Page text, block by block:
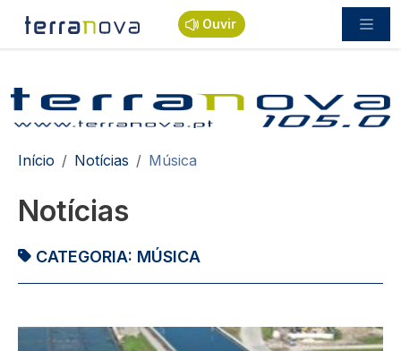
Passar para o conteúdo principal
Ouvir
Navegação estrutural
Início Notícias Música
Notícias
CATEGORIA: MÚSICA
Imagem